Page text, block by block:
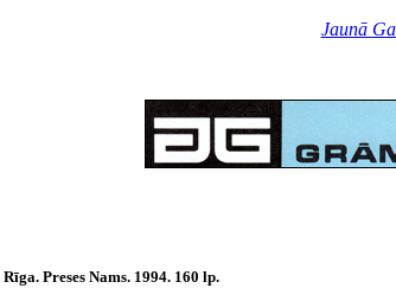
Jaunā
Rīga. Preses Nams. 1994. 160 lp.